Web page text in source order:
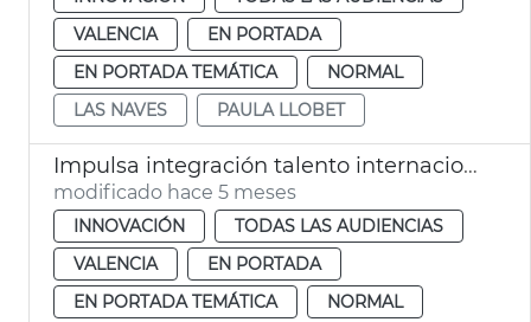
VALENCIA
EN PORTADA
EN PORTADA TEMÁTICA
NORMAL
LAS NAVES
PAULA LLOBET
Impulsa integración talento internacional València Nomads Hub
modificado hace 5 meses
INNOVACIÓN
TODAS LAS AUDIENCIAS
VALENCIA
EN PORTADA
EN PORTADA TEMÁTICA
NORMAL